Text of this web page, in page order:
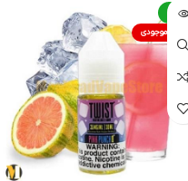
-8%
اتمام موجودی